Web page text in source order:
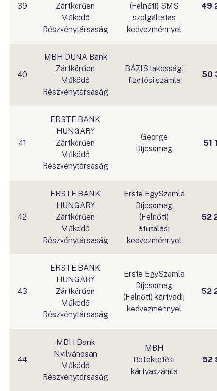
39
Zártkörűen
Működő
Részvénytársaság
(Felnőtt) SMS
szolgáltatás
kedvezménnyel
49
40
MBH DUNA Bank
Zártkörűen
Működő
Részvénytársaság
BÁZIS lakossági
fizetési számla
50
41
ERSTE BANK
HUNGARY
Zártkörűen
Működő
Részvénytársaság
George
Díjcsomag
51
42
ERSTE BANK
HUNGARY
Zártkörűen
Működő
Részvénytársaság
Erste EgySzámla
Díjcsomag
(Felnőtt)
átutalási
kedvezménnyel
52
43
ERSTE BANK
HUNGARY
Zártkörűen
Működő
Részvénytársaság
Erste EgySzámla
Díjcsomag
(Felnőtt) kártyadíj
kedvezménnyel
52
44
MBH Bank
Nyilvánosan
Működő
Részvénytársaság
MBH
Befektetési
kártyaszámla
52